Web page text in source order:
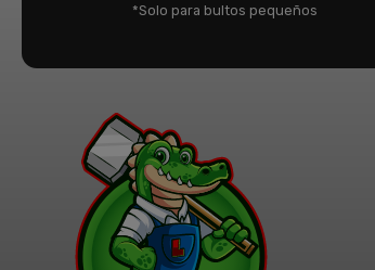
*Solo para bultos pequeños